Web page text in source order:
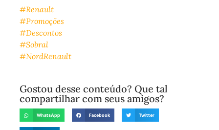
#Renault
#Promoções
#Descontos
#Sobral
#NordRenault
Gostou desse conteúdo? Que tal
compartilhar com seus amigos?
WhatsApp Facebook Twitter